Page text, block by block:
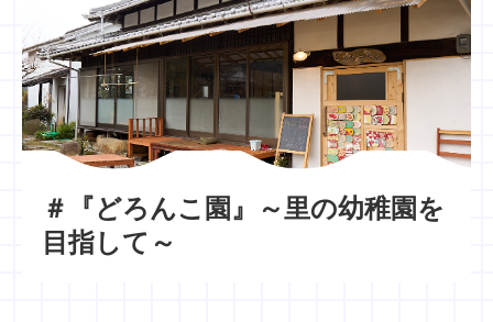
＃『どろんこ園』～里の幼稚園を
目指して～